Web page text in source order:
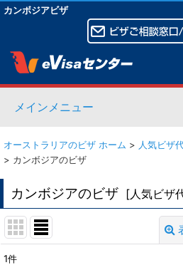
カンボジアビザ
メインメニュー
オーストラリアのビザ ホーム > 人気ビザ
> カンボジアのビザ
カンボジアのビザ [人気ビザ
1件